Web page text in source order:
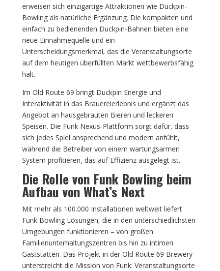
erweisen sich einzigartige Attraktionen wie Duckpin-
Bowling als natürliche Ergänzung. Die kompakten und
einfach zu bedienenden Duckpin-Bahnen bieten eine
neue Einnahmequelle und ein
Unterscheidungsmerkmal, das die Veranstaltungsorte
auf dem heutigen überfüllten Markt wettbewerbsfähig
hält.
Im Old Route 69 bringt Duckpin Energie und
Interaktivität in das Brauereierlebnis und ergänzt das
Angebot an hausgebrauten Bieren und leckeren
Speisen. Die Funk Nexus-Plattform sorgt dafür, dass
sich jedes Spiel ansprechend und modern anfühlt,
während die Betreiber von einem wartungsarmen
System profitieren, das auf Effizienz ausgelegt ist.
Die Rolle von Funk Bowling beim
Aufbau von What’s Next
Mit mehr als 100.000 Installationen weltweit liefert
Funk Bowling Lösungen, die in den unterschiedlichsten
Umgebungen funktionieren – von großen
Familienunterhaltungszentren bis hin zu intimen
Gaststätten. Das Projekt in der Old Route 69 Brewery
unterstreicht die Mission von Funk: Veranstaltungsorte